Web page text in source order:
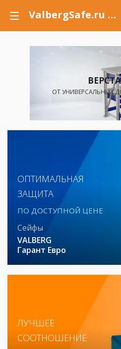
ValbergSafe.ru - официальный интернет-магазин сейфов Valberg и металлической мебели Практик. Сейфы для дома и офиса, металлические шкафы, металлические двери, огнестойкие двери оптом и в розницу с доставкой в Туапсе и регионы России
УСПЕЙ
МЕСЯЦ
Узнать
ОПТИМАЛЬНАЯ
ЗАЩИТА
ПО ДОСТУПНОЙ ЦЕНЕ
Сейфы
VALBERG
Гарант Евро
ЛУЧШЕЕ
СООТНОШЕНИЕ